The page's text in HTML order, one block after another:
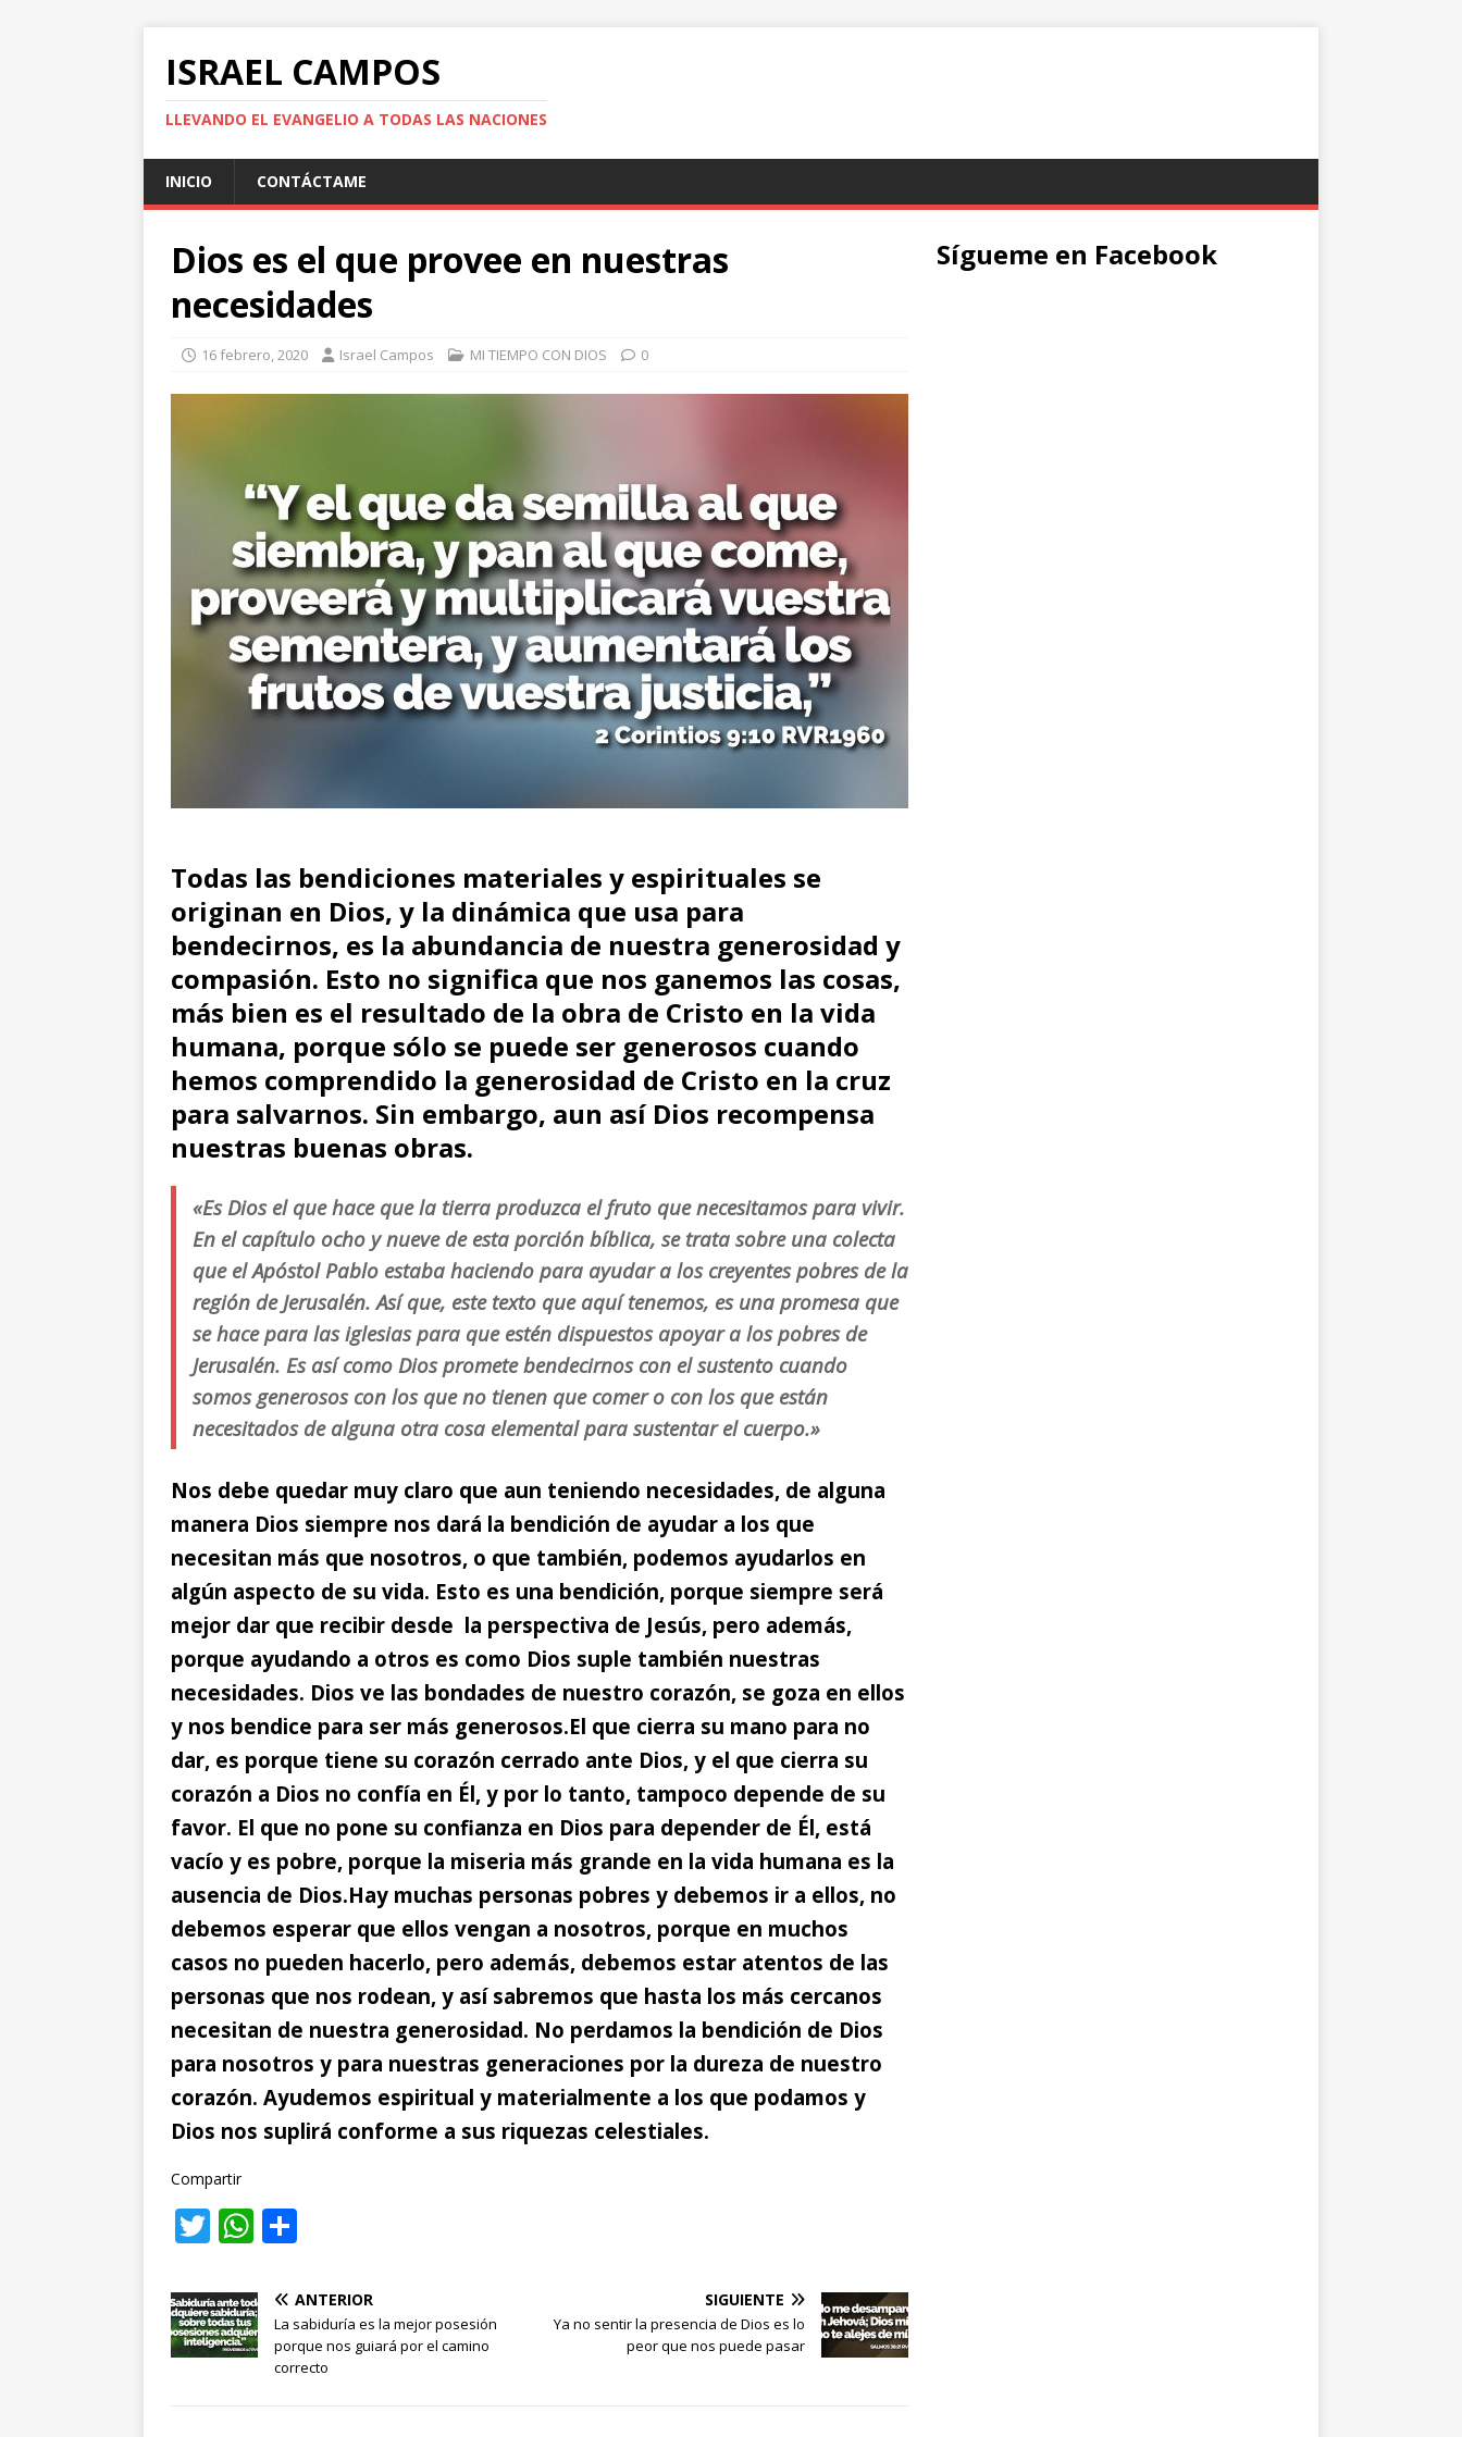
ISRAEL CAMPOS
LLEVANDO EL EVANGELIO A TODAS LAS NACIONES
INICIO CONTÁCTAME
Dios es el que provee en nuestras
necesidades
16 febrero, 2020 Israel Campos MI TIEMPO CON DIOS 0
Todas las bendiciones materiales y espirituales se
originan en Dios, y la dinámica que usa para
bendecirnos, es la abundancia de nuestra generosidad y
compasión. Esto no significa que nos ganemos las cosas,
más bien es el resultado de la obra de Cristo en la vida
humana, porque sólo se puede ser generosos cuando
hemos comprendido la generosidad de Cristo en la cruz
para salvarnos. Sin embargo, aun así Dios recompensa
nuestras buenas obras.
«Es Dios el que hace que la tierra produzca el fruto que necesitamos para vivir.
En el capítulo ocho y nueve de esta porción bíblica, se trata sobre una colecta
que el Apóstol Pablo estaba haciendo para ayudar a los creyentes pobres de la
región de Jerusalén. Así que, este texto que aquí tenemos, es una promesa que
se hace para las iglesias para que estén dispuestos apoyar a los pobres de
Jerusalén. Es así como Dios promete bendecirnos con el sustento cuando
somos generosos con los que no tienen que comer o con los que están
necesitados de alguna otra cosa elemental para sustentar el cuerpo.»
Nos debe quedar muy claro que aun teniendo necesidades, de alguna
manera Dios siempre nos dará la bendición de ayudar a los que
necesitan más que nosotros, o que también, podemos ayudarlos en
algún aspecto de su vida. Esto es una bendición, porque siempre será
mejor dar que recibir desde la perspectiva de Jesús, pero además,
porque ayudando a otros es como Dios suple también nuestras
necesidades. Dios ve las bondades de nuestro corazón, se goza en ellos
y nos bendice para ser más generosos.El que cierra su mano para no
dar, es porque tiene su corazón cerrado ante Dios, y el que cierra su
corazón a Dios no confía en Él, y por lo tanto, tampoco depende de su
favor. El que no pone su confianza en Dios para depender de Él, está
vacío y es pobre, porque la miseria más grande en la vida humana es la
ausencia de Dios.Hay muchas personas pobres y debemos ir a ellos, no
debemos esperar que ellos vengan a nosotros, porque en muchos
casos no pueden hacerlo, pero además, debemos estar atentos de las
personas que nos rodean, y así sabremos que hasta los más cercanos
necesitan de nuestra generosidad. No perdamos la bendición de Dios
para nosotros y para nuestras generaciones por la dureza de nuestro
corazón. Ayudemos espiritual y materialmente a los que podamos y
Dios nos suplirá conforme a sus riquezas celestiales.
Compartir
T
it
te
r
W
at
s
A
m
p
ar
ANTERIOR
La sabiduría es la mejor posesión
porque nos guiará por el camino
correcto
SIGUIENTE
Ya no sentir la presencia de Dios es lo
peor que nos puede pasar
Sígueme en Facebook